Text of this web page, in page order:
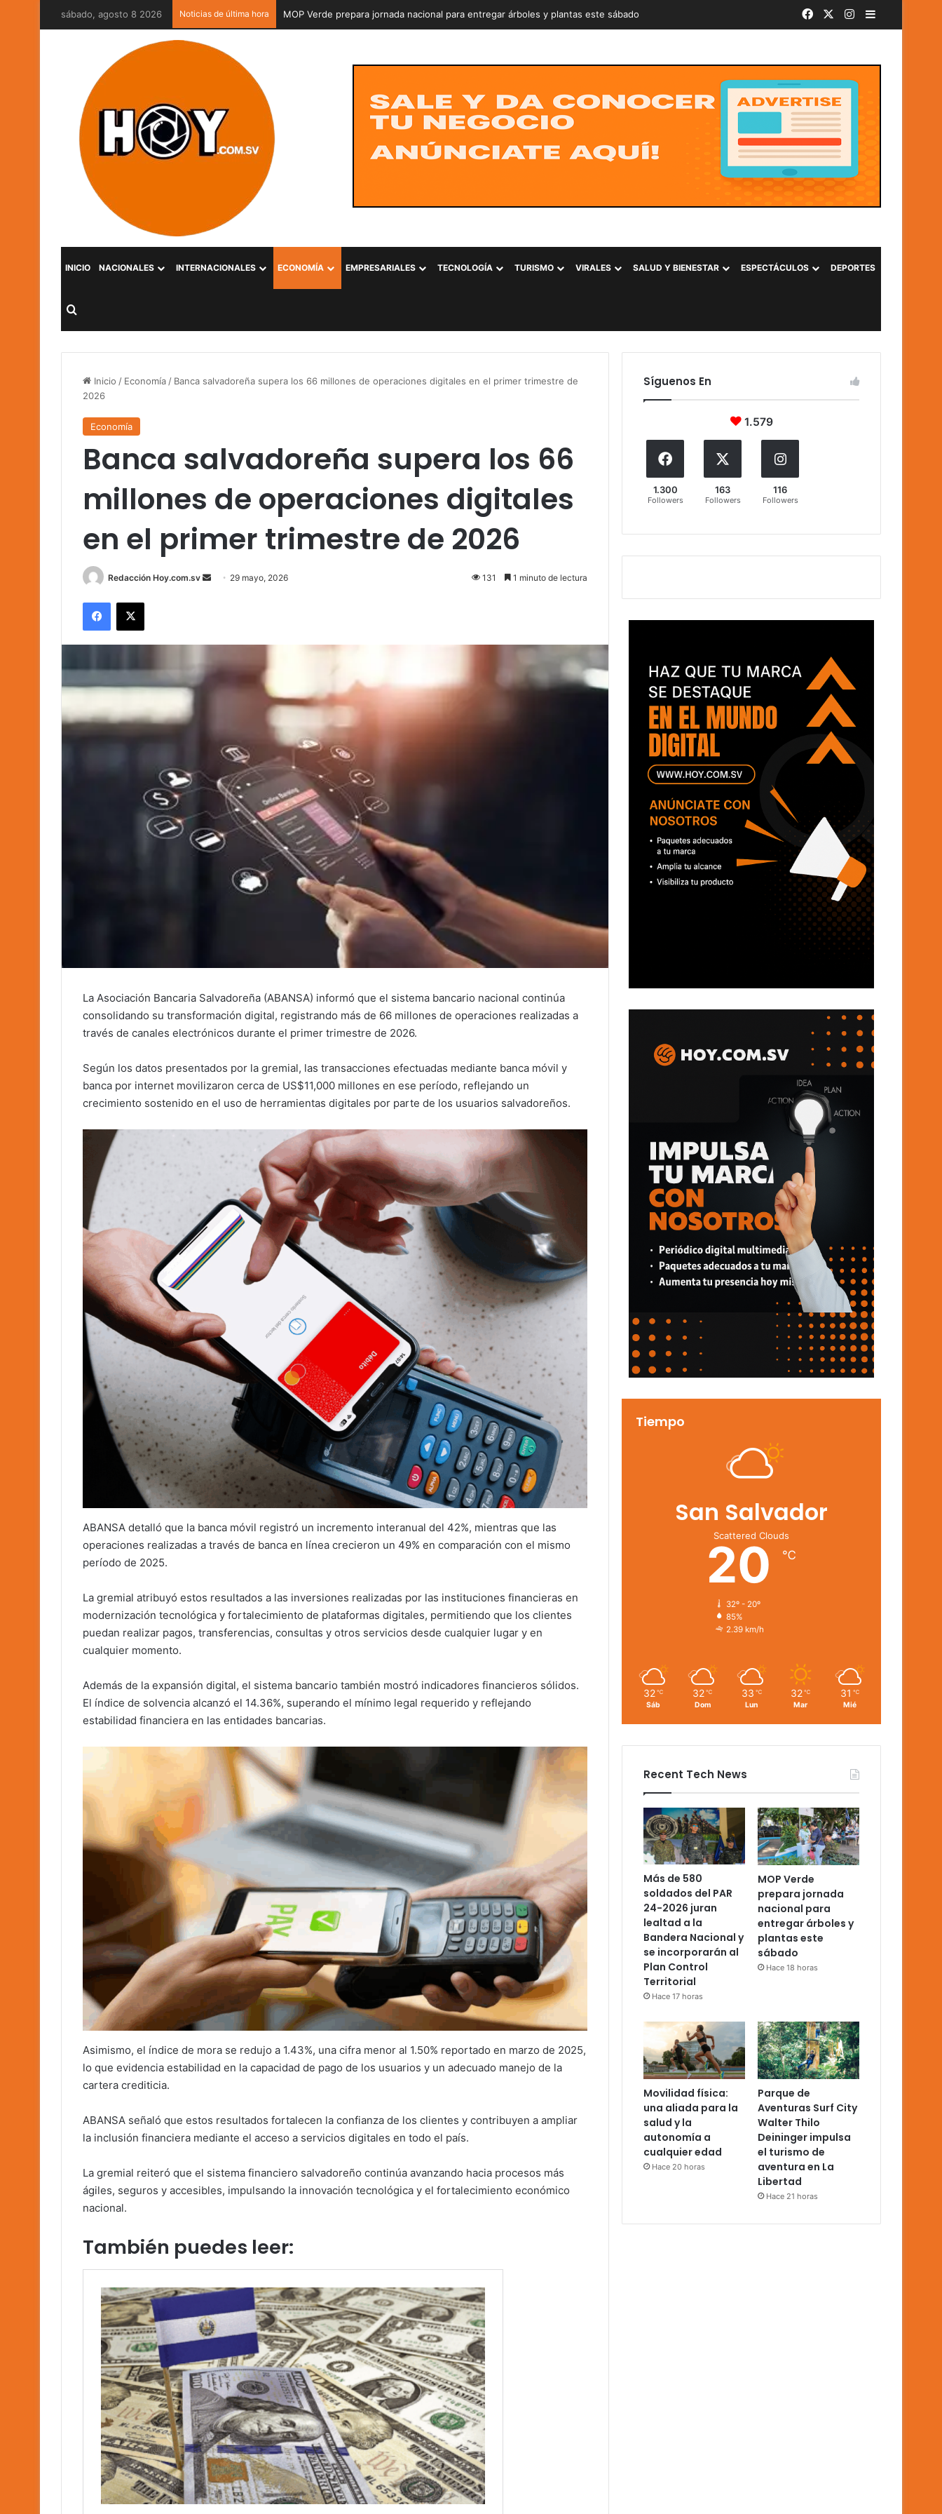
sábado, agosto 8 2026 Noticias de última hora MOP Verde prepara jornada nacional para entregar árboles y plantas este sábado FacebookInstagram
Barra lateral
INICIO NACIONALES INTERNACIONALES ECONOMÍA EMPRESARIALES TECNOLOGÍA TURISMO VIRALES SALUD Y BIENESTAR ESPECTÁCULOS DEPORTES
Buscar por
Inicio / Economía / Banca salvadoreña supera los 66 millones de operaciones digitales en el primer trimestre de
2026
Economía
Banca salvadoreña supera los 66
millones de operaciones digitales
en el primer trimestre de 2026
Redacción Hoy.com.sv
Send 29 mayo, 2026 131 1 minuto de lectura
Facebook
X
La Asociación Bancaria Salvadoreña (ABANSA) informó que el sistema bancario nacional continúa
consolidando su transformación digital, registrando más de 66 millones de operaciones realizadas a
través de canales electrónicos durante el primer trimestre de 2026.
Según los datos presentados por la gremial, las transacciones efectuadas mediante banca móvil y
banca por internet movilizaron cerca de US$11,000 millones en ese período, reflejando un
crecimiento sostenido en el uso de herramientas digitales por parte de los usuarios salvadoreños.
ABANSA detalló que la banca móvil registró un incremento interanual del 42%, mientras que las
operaciones realizadas a través de banca en línea crecieron un 49% en comparación con el mismo
período de 2025.
La gremial atribuyó estos resultados a las inversiones realizadas por las instituciones financieras en
modernización tecnológica y fortalecimiento de plataformas digitales, permitiendo que los clientes
puedan realizar pagos, transferencias, consultas y otros servicios desde cualquier lugar y en
cualquier momento.
Además de la expansión digital, el sistema bancario también mostró indicadores financieros sólidos.
El índice de solvencia alcanzó el 14.36%, superando el mínimo legal requerido y reflejando
estabilidad financiera en las entidades bancarias.
Asimismo, el índice de mora se redujo a 1.43%, una cifra menor al 1.50% reportado en marzo de 2025,
lo que evidencia estabilidad en la capacidad de pago de los usuarios y un adecuado manejo de la
cartera crediticia.
ABANSA señaló que estos resultados fortalecen la confianza de los clientes y contribuyen a ampliar
la inclusión financiera mediante el acceso a servicios digitales en todo el país.
La gremial reiteró que el sistema financiero salvadoreño continúa avanzando hacia procesos más
ágiles, seguros y accesibles, impulsando la innovación tecnológica y el fortalecimiento económico
nacional.
También puedes leer:
Síguenos En
1.579
1.300
Followers
163
Followers
116
Followers
Tiempo
San Salvador
Scattered Clouds
20 ℃
32º - 20º
85%
2.39 km/h
32 ℃
Sáb
32 ℃
Dom
33 ℃
Lun
32 ℃
Mar
31 ℃
Mié
Recent Tech News
Más de 580
soldados del PAR
24-2026 juran
lealtad a la
Bandera Nacional y
se incorporarán al
Plan Control
Territorial
Hace 17 horas
MOP Verde
prepara jornada
nacional para
entregar árboles y
plantas este
sábado
Hace 18 horas
Movilidad física:
una aliada para la
salud y la
autonomía a
cualquier edad
Hace 20 horas
Parque de
Aventuras Surf City
Walter Thilo
Deininger impulsa
el turismo de
aventura en La
Libertad
Hace 21 horas